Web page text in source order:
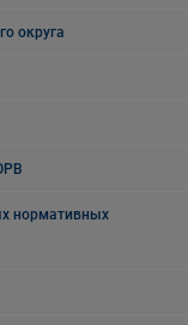
округа
нормативных